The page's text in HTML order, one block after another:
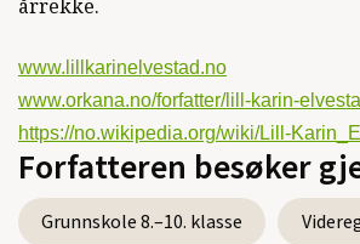
Sakprosa, 2012)
Se alle utgivelser
årrekke.
www.lillkarinelvestad.no
www.orkana.no/forfatter/lill-karin-
https://no.wikipedia.org/wiki/Lill-
Forfatteren besøker
Grunnskole 8.–10. klasse